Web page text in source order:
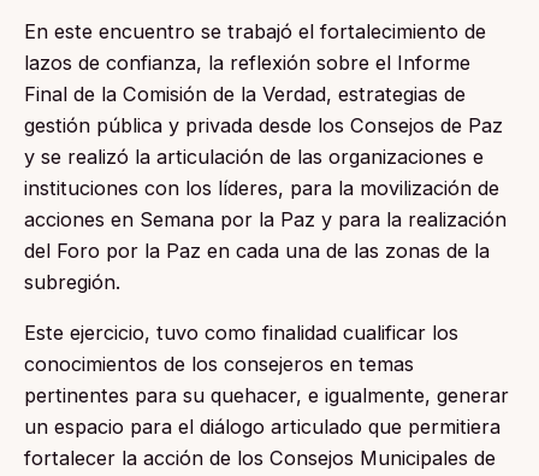
En este encuentro se trabajó el fortalecimiento de
lazos de confianza, la reflexión sobre el Informe
Final de la Comisión de la Verdad, estrategias de
gestión pública y privada desde los Consejos de Paz
y se realizó la articulación de las organizaciones e
instituciones con los líderes, para la movilización de
acciones en Semana por la Paz y para la realización
del Foro por la Paz en cada una de las zonas de la
subregión.
Este ejercicio, tuvo como finalidad cualificar los
conocimientos de los consejeros en temas
pertinentes para su quehacer, e igualmente, generar
un espacio para el diálogo articulado que permitiera
fortalecer la acción de los Consejos Municipales de